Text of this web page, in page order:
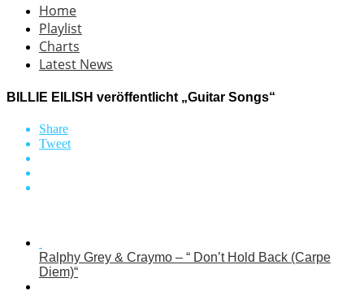
Home
Playlist
Charts
Latest News
BILLIE EILISH veröffentlicht „Guitar Songs“
Share
Tweet
Ralphy Grey & Craymo – “ Don’t Hold Back (Carpe
Diem)“